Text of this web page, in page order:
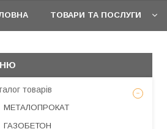
ТОВАРИ ТА ПОСЛУГИ
товарів
МЕТАЛОПРОКАТ
ГАЗОБЕТОН